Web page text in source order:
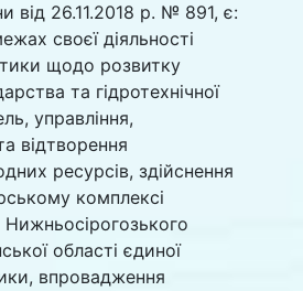
від 26.11.2018 р. № 891, є:
своєї діяльності
щодо розвитку
та гідротехнічної
управління,
відтворення
ресурсів, здійснення
комплексі
Нижньосірогозького
області єдиної
впровадження